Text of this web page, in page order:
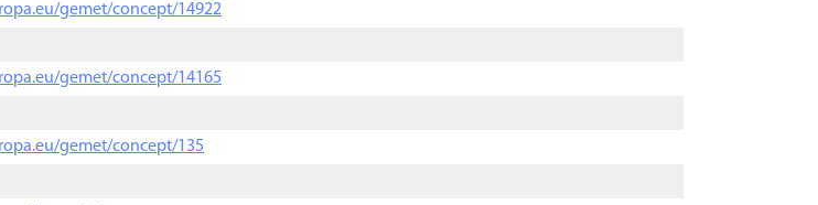
gemet/concept/14922
gemet/concept/14165
gemet/concept/135